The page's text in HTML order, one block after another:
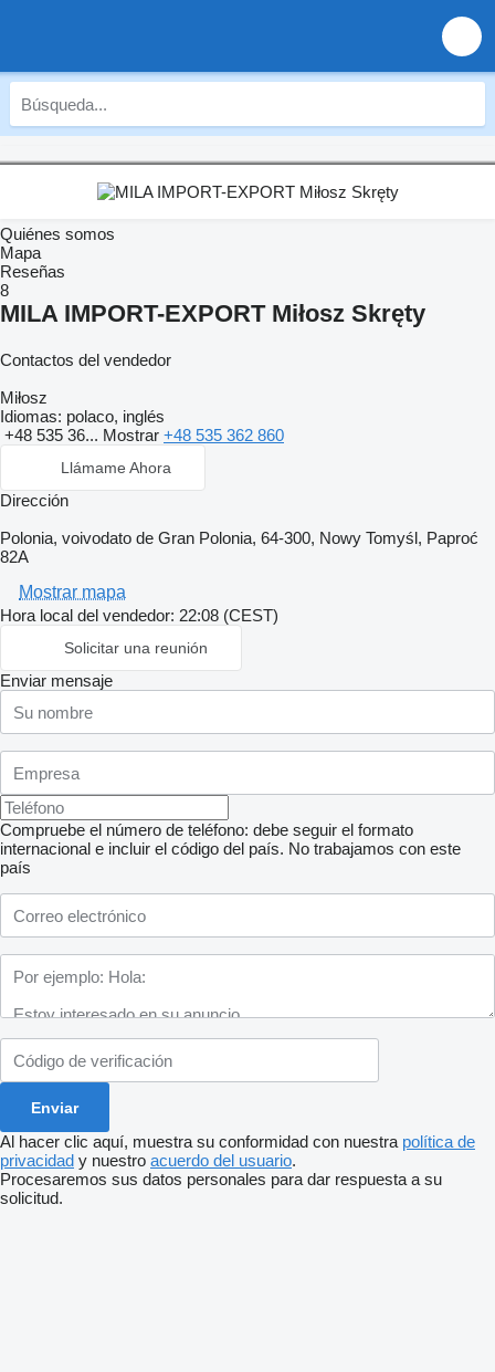
Quiénes somos
Mapa
Reseñas
8
MILA IMPORT-EXPORT Miłosz Skręty
Contactos del vendedor
Miłosz
Idiomas: polaco, inglés
+48 535 36... Mostrar +48 535 362 860
Llámame Ahora
Dirección
Polonia, voivodato de Gran Polonia, 64-300, Nowy Tomyśl, Paproć
82A
Mostrar mapa
Hora local del vendedor: 22:08 (CEST)
Solicitar una reunión
Enviar mensaje
Compruebe el número de teléfono: debe seguir el formato
internacional e incluir el código del país. No trabajamos con este
país
Al hacer clic aquí, muestra su conformidad con nuestra política de
privacidad y nuestro acuerdo del usuario.
Procesaremos sus datos personales para dar respuesta a su
solicitud.